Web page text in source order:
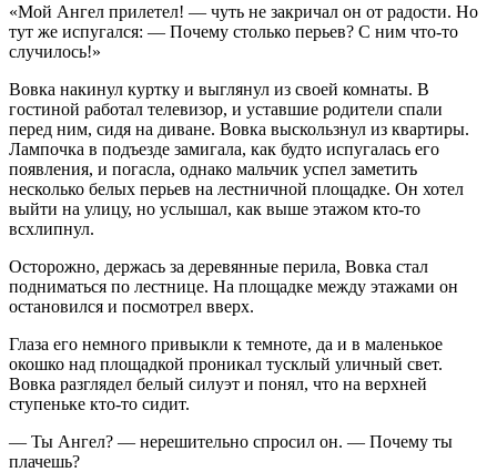
«Мой Ангел прилетел! — чуть не закричал он от радости. Но
тут же испугался: — Почему столько перьев? С ним что-то
случилось!»
Вовка накинул куртку и выглянул из своей комнаты. В
гостиной работал телевизор, и уставшие родители спали
перед ним, сидя на диване. Вовка выскользнул из квартиры.
Лампочка в подъезде замигала, как будто испугалась его
появления, и погасла, однако мальчик успел заметить
несколько белых перьев на лестничной площадке. Он хотел
выйти на улицу, но услышал, как выше этажом кто-то
всхлипнул.
Осторожно, держась за деревянные перила, Вовка стал
подниматься по лестнице. На площадке между этажами он
остановился и посмотрел вверх.
Глаза его немного привыкли к темноте, да и в маленькое
окошко над площадкой проникал тусклый уличный свет.
Вовка разглядел белый силуэт и понял, что на верхней
ступеньке кто-то сидит.
— Ты Ангел? — нерешительно спросил он. — Почему ты
плачешь?